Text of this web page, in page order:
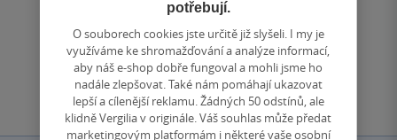
Zobrazit všechna hodnocení
Přidat hodnocení
potřebují.
O souborech cookies jste určitě již slyšeli. I my je
využíváme ke shromažďování a analýze informací,
aby náš e-shop dobře fungoval a mohli jsme ho
nadále zlepšovat. Také nám pomáhají ukazovat
lepší a cílenější reklamu. Žádných 50 odstínů, ale
klidně Vergilia v originále. Váš souhlas může předat
marketingovým platformám i některé vaše osobní